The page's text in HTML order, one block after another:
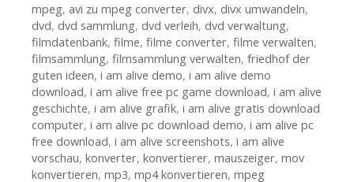
mpeg, avi zu mpeg converter, divx, divx umwandeln,
dvd, dvd sammlung, dvd verleih, dvd verwaltung,
filmdatenbank, filme, filme converter, filme verwalten,
filmsammlung, filmsammlung verwalten, friedhof der
guten ideen, i am alive demo, i am alive demo
download, i am alive free pc game download, i am alive
geschichte, i am alive grafik, i am alive gratis download
computer, i am alive pc download demo, i am alive pc
free download, i am alive screenshots, i am alive
vorschau, konverter, konvertierer, mauszeiger, mov
konvertieren, mp3, mp4 konvertieren, mpeg